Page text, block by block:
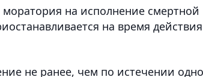
на исполнение смертной
на время действия
не ранее, чем по истечении